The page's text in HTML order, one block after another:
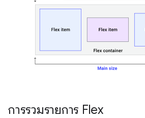
การรวมรายการ Flex